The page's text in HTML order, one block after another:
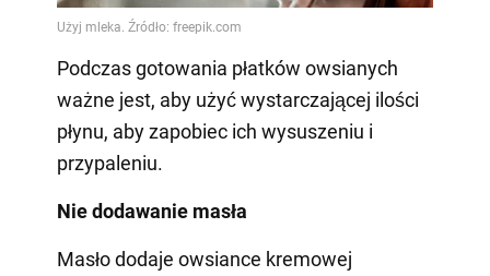
Podczas gotowania płatków owsianych
ważne jest, aby użyć wystarczającej ilości
płynu, aby zapobiec ich wysuszeniu i
przypaleniu.
Nie dodawanie masła
Masło dodaje owsiance kremowej